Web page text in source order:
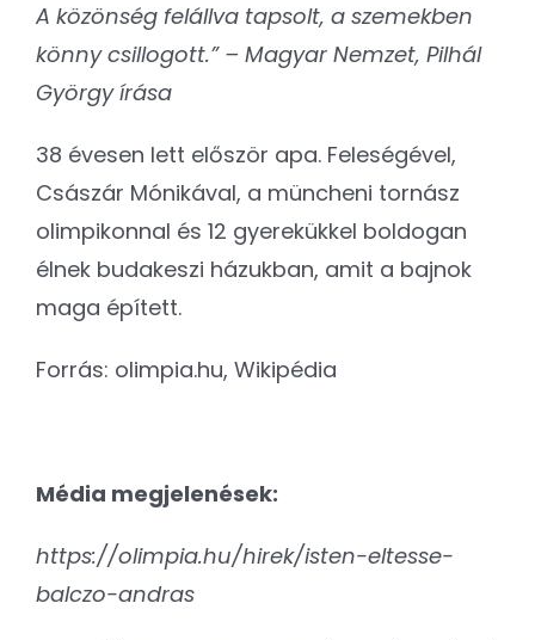
A közönség felállva tapsolt, a szemekben
könny csillogott.” – Magyar Nemzet, Pilhál
György írása
38 évesen lett először apa. Feleségével,
Császár Mónikával, a müncheni tornász
olimpikonnal és 12 gyerekükkel boldogan
élnek budakeszi házukban, amit a bajnok
maga épített.
Forrás: olimpia.hu, Wikipédia
Média megjelenések:
https://olimpia.hu/hirek/isten-eltesse-
balczo-andras